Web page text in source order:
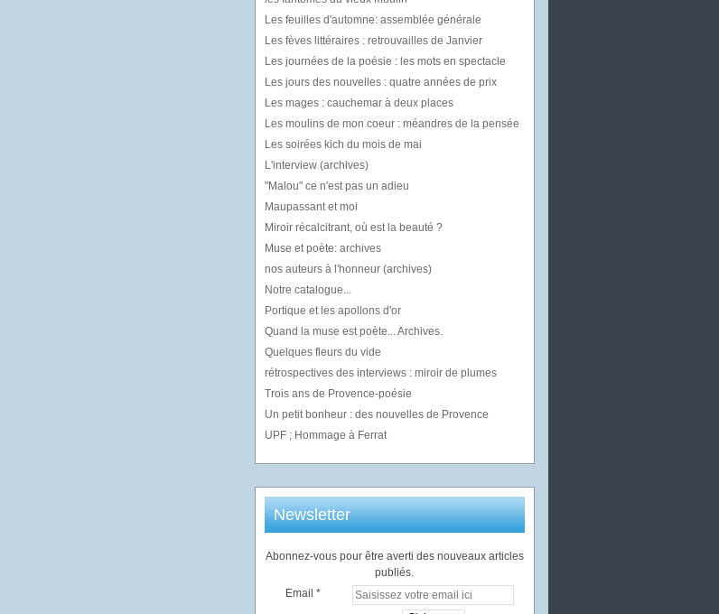
Les feuilles d'automne: assemblée générale
Les fèves littéraires : retrouvailles de Janvier
Les journées de la poésie : les mots en spectacle
Les jours des nouvelles : quatre années de prix
Les mages : cauchemar à deux places
Les moulins de mon coeur : méandres de la pensée
Les soirées kich du mois de mai
L'interview (archives)
"Malou" ce n'est pas un adieu
Maupassant et moi
Miroir récalcitrant, où est la beauté ?
Muse et poète: archives
nos auteurs à l'honneur (archives)
Notre catalogue...
Portique et les apollons d'or
Quand la muse est poète... Archives.
Quelques fleurs du vide
rétrospectives des interviews : miroir de plumes
Trois ans de Provence-poésie
Un petit bonheur : des nouvelles de Provence
UPF ; Hommage à Ferrat
Newsletter
Abonnez-vous pour être averti des nouveaux articles
publiés.
Email